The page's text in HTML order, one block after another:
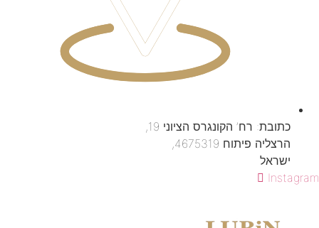
כתובת: רח’ הקונגרס הציוני 19,
הרצליה פיתוח 4675319,
ישראל
Instagram